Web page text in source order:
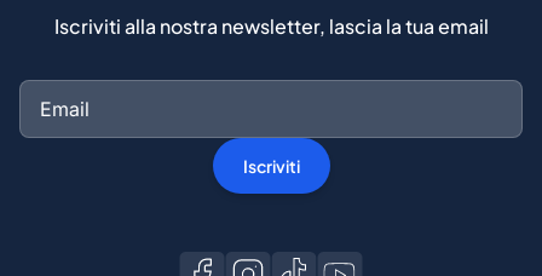
Iscriviti alla nostra newsletter, lascia la tua email
Iscriviti